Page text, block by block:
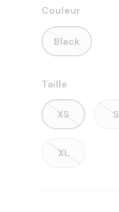
Couleur
Black
Taille
XS S
XL